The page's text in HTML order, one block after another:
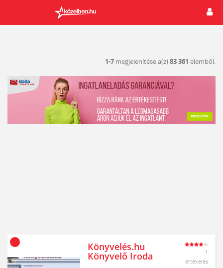
1-7 megjelenítése a(z)83 361 elemből.
Könyvelés.hu
Könyvelő Iroda
1
értékelés